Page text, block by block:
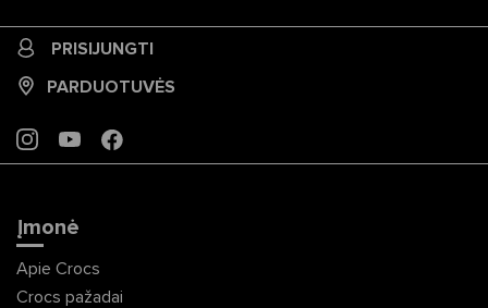
PRISIJUNGTI
PARDUOTUVĖS
INSTAGRAM
YOUTUBEFACEBOOK
Įmonė
Apie Crocs
Crocs pažadai